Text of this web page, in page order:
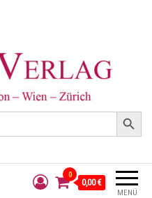
Search Button
MENÜ
0
0,00 €